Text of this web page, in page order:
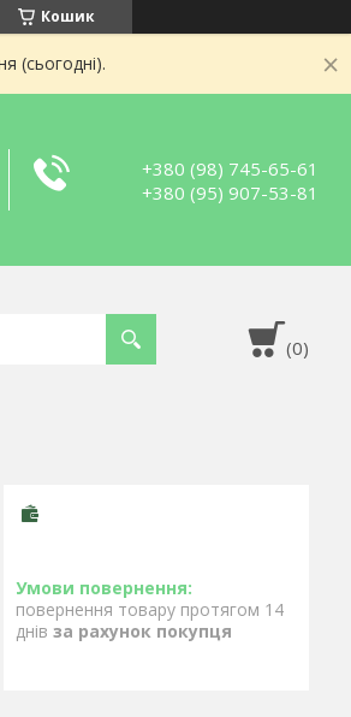
Кошик
(сьогодні).
+380 (98) 745-65-61
+380 (95) 907-53-81
повернення товару протягом 14
днів за рахунок покупця